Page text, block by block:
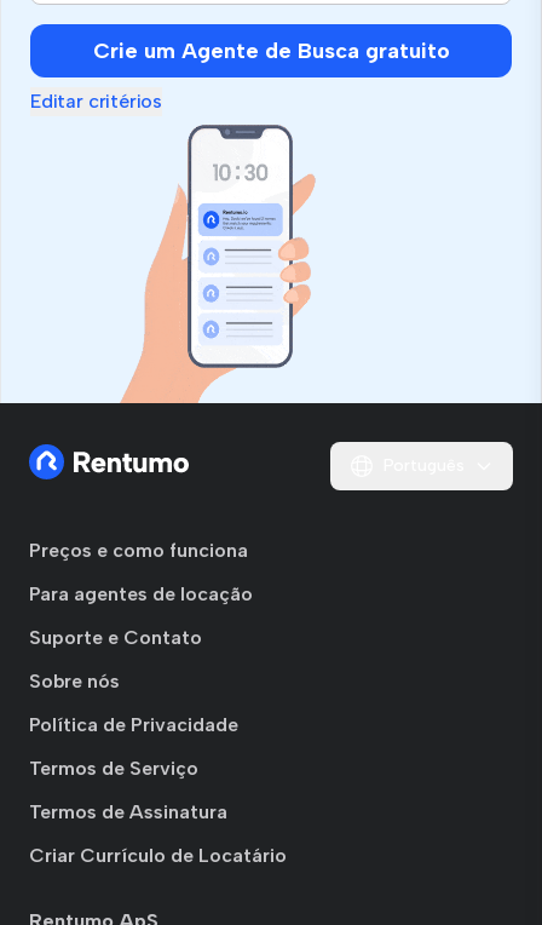
Crie um Agente de Busca gratuito
Editar critérios
Preços e como funciona
Para agentes de locação
Suporte e Contato
Sobre nós
Política de Privacidade
Termos de Serviço
Termos de Assinatura
Criar Currículo de Locatário